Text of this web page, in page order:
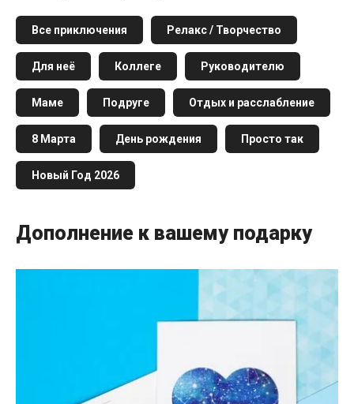
Все приключения Релакс / Творчество
Для неё Коллеге Руководителю
Маме Подруге Отдых и расслабление
8 Марта День рождения Просто так
Новый Год 2026
Дополнение к вашему подарку